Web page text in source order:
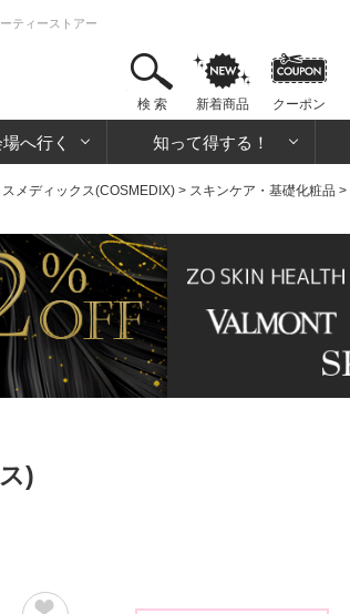
ティーストアー
検 索 新着商品 クーポン
へ行く 知って得する！
スメディックス(COSMEDIX) > スキンケア・基礎化粧品 >
)